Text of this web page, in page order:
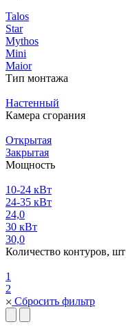
Talos
Star
Mythos
Mini
Maior
Тип монтажа
Настенный
Камера сгорания
Открытая
Закрытая
Мощность
10-24 кВт
24-35 кВт
24,0
30 кВт
30,0
Количество контуров, шт
1
2
Сбросить фильтр